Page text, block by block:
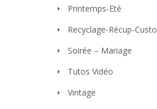
Printemps-Eté
Recyclage-Récup-Custo
Soirée – Mariage
Tutos Vidéo
Vintage